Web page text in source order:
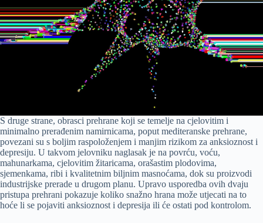
S druge strane, obrasci prehrane koji se temelje na cjelovitim i
minimalno prerađenim namirnicama, poput mediteranske prehrane,
povezani su s boljim raspoloženjem i manjim rizikom za anksioznost i
depresiju. U takvom jelovniku naglasak je na povrću, voću,
mahunarkama, cjelovitim žitaricama, orašastim plodovima,
sjemenkama, ribi i kvalitetnim biljnim masnoćama, dok su proizvodi
industrijske prerade u drugom planu. Upravo usporedba ovih dvaju
pristupa prehrani pokazuje koliko snažno hrana može utjecati na to
hoće li se pojaviti anksioznost i depresija ili će ostati pod kontrolom.